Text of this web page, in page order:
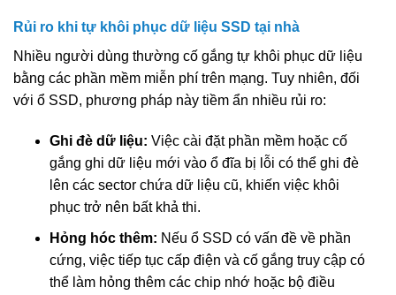
Rủi ro khi tự khôi phục dữ liệu SSD tại nhà
Nhiều người dùng thường cố gắng tự khôi phục dữ liệu
bằng các phần mềm miễn phí trên mạng. Tuy nhiên, đối
với ổ SSD, phương pháp này tiềm ẩn nhiều rủi ro:
Ghi đè dữ liệu: Việc cài đặt phần mềm hoặc cố
gắng ghi dữ liệu mới vào ổ đĩa bị lỗi có thể ghi đè
lên các sector chứa dữ liệu cũ, khiến việc khôi
phục trở nên bất khả thi.
Hỏng hóc thêm: Nếu ổ SSD có vấn đề về phần
cứng, việc tiếp tục cấp điện và cố gắng truy cập có
thể làm hỏng thêm các chip nhớ hoặc bộ điều